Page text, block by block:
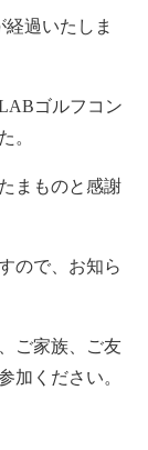
過いたしま
ゴルフコン
。
まものと感謝
ので、お知ら
ご家族、ご友
加ください。